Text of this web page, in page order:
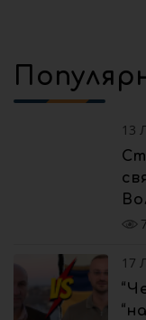
13
17